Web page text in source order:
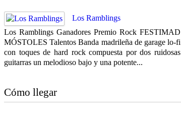
Los Ramblings
Los Ramblings Ganadores Premio Rock FESTIMAD
MÓSTOLES Talentos Banda madrileña de garage lo-fi
con toques de hard rock compuesta por dos ruidosas
guitarras un melodioso bajo y una potente...
Cómo llegar